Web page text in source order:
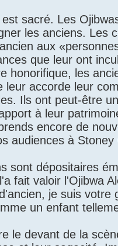
sacré. Les
les anciens. Les
aux
que leur ont
honorifique, les
leur accorde leur
Ils ont peut-être
à leur
encore de
audiences à
sont dépositaires
fait valoir l'Ojibwa
je suis
un enfant
le devant de la